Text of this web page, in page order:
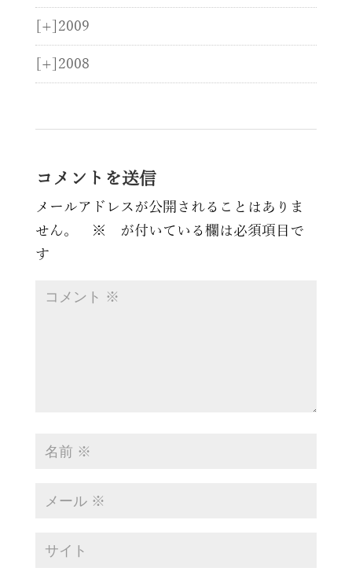
[+] 2009
[+] 2008
コメントを送信
メールアドレスが公開されることはありま
せん。
※ が付いている欄は必須項目で
す